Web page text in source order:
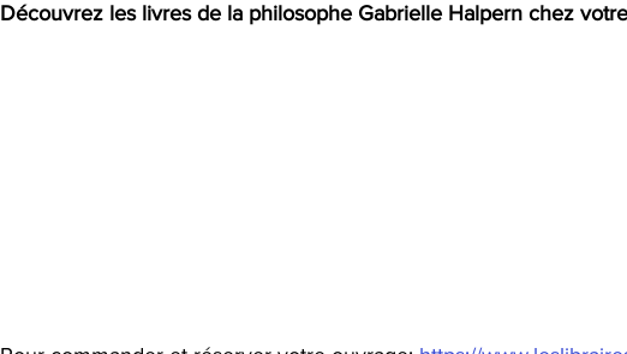
Découvrez les livres de la philosophe Gabrielle Halpern chez